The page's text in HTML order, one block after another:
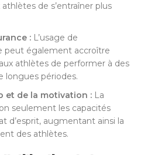
de s’entraîner plus
: L’usage de
peut également accroître
athlètes de performer à des
longues périodes.
et de la motivation : La
seulement les capacités
d’esprit, augmentant ainsi la
des athlètes.